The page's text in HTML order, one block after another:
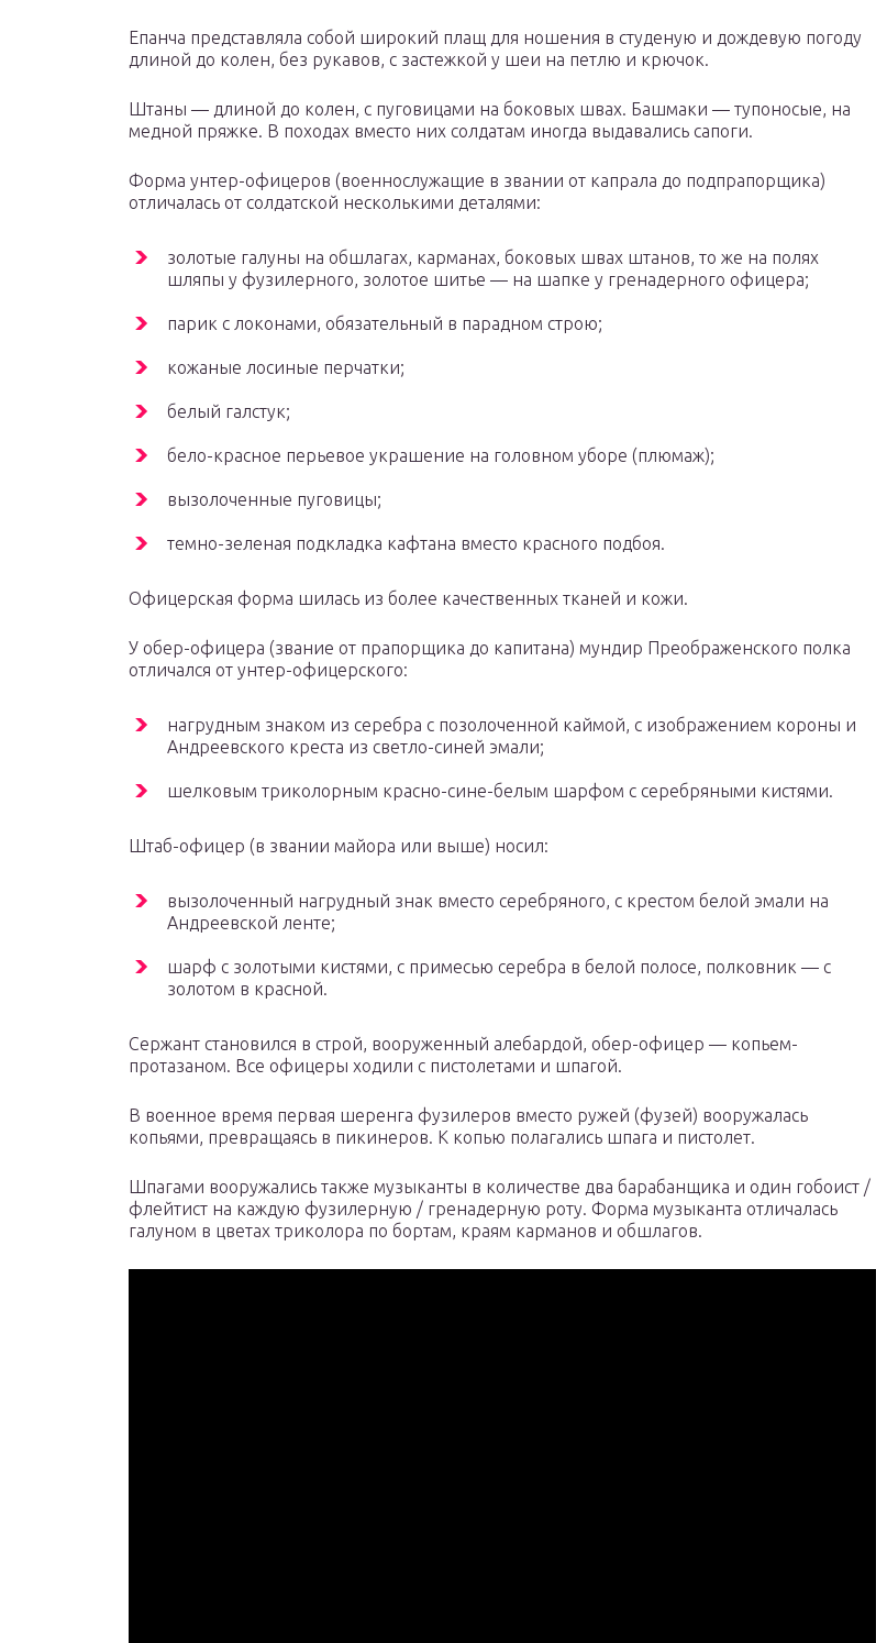
Епанча представляла собой широкий плащ для ношения в студеную и дождевую погоду
длиной до колен, без рукавов, с застежкой у шеи на петлю и крючок.
Штаны — длиной до колен, с пуговицами на боковых швах. Башмаки — тупоносые, на
медной пряжке. В походах вместо них солдатам иногда выдавались сапоги.
Форма унтер-офицеров (военнослужащие в звании от капрала до подпрапорщика)
отличалась от солдатской несколькими деталями:
золотые галуны на обшлагах, карманах, боковых швах штанов, то же на полях
шляпы у фузилерного, золотое шитье — на шапке у гренадерного офицера;
парик с локонами, обязательный в парадном строю;
кожаные лосиные перчатки;
белый галстук;
бело-красное перьевое украшение на головном уборе (плюмаж);
вызолоченные пуговицы;
темно-зеленая подкладка кафтана вместо красного подбоя.
Офицерская форма шилась из более качественных тканей и кожи.
У обер-офицера (звание от прапорщика до капитана) мундир Преображенского полка
отличался от унтер-офицерского:
нагрудным знаком из серебра с позолоченной каймой, с изображением короны и
Андреевского креста из светло-синей эмали;
шелковым триколорным красно-сине-белым шарфом с серебряными кистями.
Штаб-офицер (в звании майора или выше) носил:
вызолоченный нагрудный знак вместо серебряного, с крестом белой эмали на
Андреевской ленте;
шарф с золотыми кистями, с примесью серебра в белой полосе, полковник — с
золотом в красной.
Сержант становился в строй, вооруженный алебардой, обер-офицер — копьем-
протазаном. Все офицеры ходили с пистолетами и шпагой.
В военное время первая шеренга фузилеров вместо ружей (фузей) вооружалась
копьями, превращаясь в пикинеров. К копью полагались шпага и пистолет.
Шпагами вооружались также музыканты в количестве два барабанщика и один гобоист /
флейтист на каждую фузилерную / гренадерную роту. Форма музыканта отличалась
галуном в цветах триколора по бортам, краям карманов и обшлагов.